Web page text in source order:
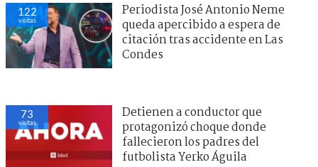
122
visitas
Periodista José Antonio Neme
queda apercibido a espera de
citación tras accidente en Las
Condes
73
visitas
Detienen a conductor que
protagonizó choque donde
fallecieron los padres del
futbolista Yerko Águila